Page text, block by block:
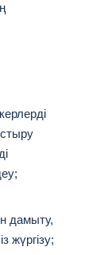
дамыту,
жүргізу;